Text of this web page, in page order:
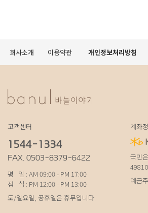
회사소개 이용약관 개인정보처리방침
고객센터
1544-1334
FAX. 0503-8379-6422
평 일 : AM 09:00 - PM 17:00
점 심 : PM 12:00 - PM 13:00
토/일요일, 공휴일은 휴무입니다.
계좌
국민
예금